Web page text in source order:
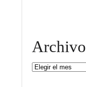
Archivo
Archivo